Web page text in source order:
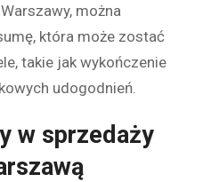
można
która może zostać
takie jak wykończenie
udogodnień.
w sprzedaży